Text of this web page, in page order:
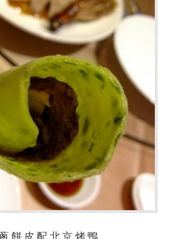
餅皮配北京烤鴨。